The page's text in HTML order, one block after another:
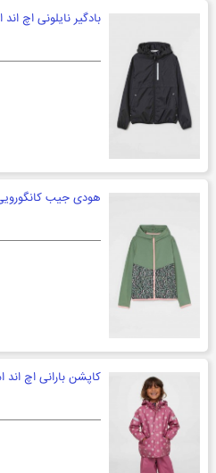
بادگیر نایلونی اچ اند
هودی جیب
کاپشن بارانی اچ اند